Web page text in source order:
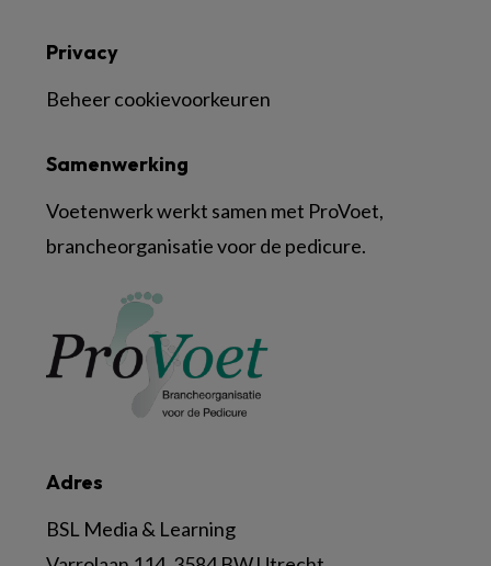
Adres
BSL Media & Learning
Samenwerking
Voetenwerk werkt samen met ProVoet,
brancheorganisatie voor de pedicure.
Privacy
Beheer cookievoorkeuren